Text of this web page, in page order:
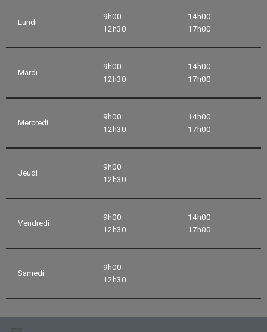
Lundi
9h00
12h30
14h00
17h00
Mardi
9h00
12h30
14h00
17h00
Mercredi
9h00
12h30
14h00
17h00
Jeudi
9h00
12h30
Vendredi
9h00
12h30
14h00
17h00
Samedi
9h00
12h30